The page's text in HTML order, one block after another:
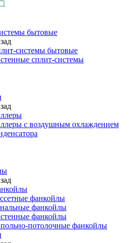
бытовые
системы бытовые
сплит-системы
с воздушным охлаждением
фанкойлы
фанкойлы
фанкойлы
потолочные фанкойлы